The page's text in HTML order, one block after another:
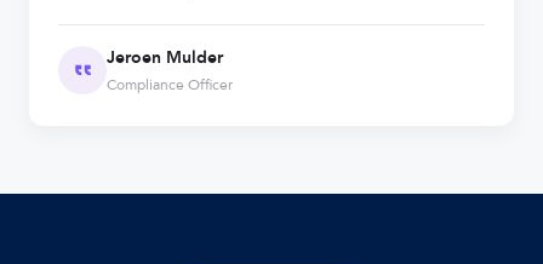
Jeroen Mulder
Compliance Officer